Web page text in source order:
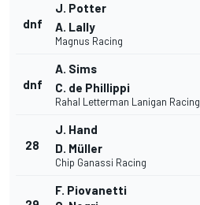
dnf
J. Potter
A. Lally
Magnus Racing
dnf
A. Sims
C. de Phillippi
Rahal Letterman Lanigan Racing
28
J. Hand
D. Müller
Chip Ganassi Racing
F. Piovanetti